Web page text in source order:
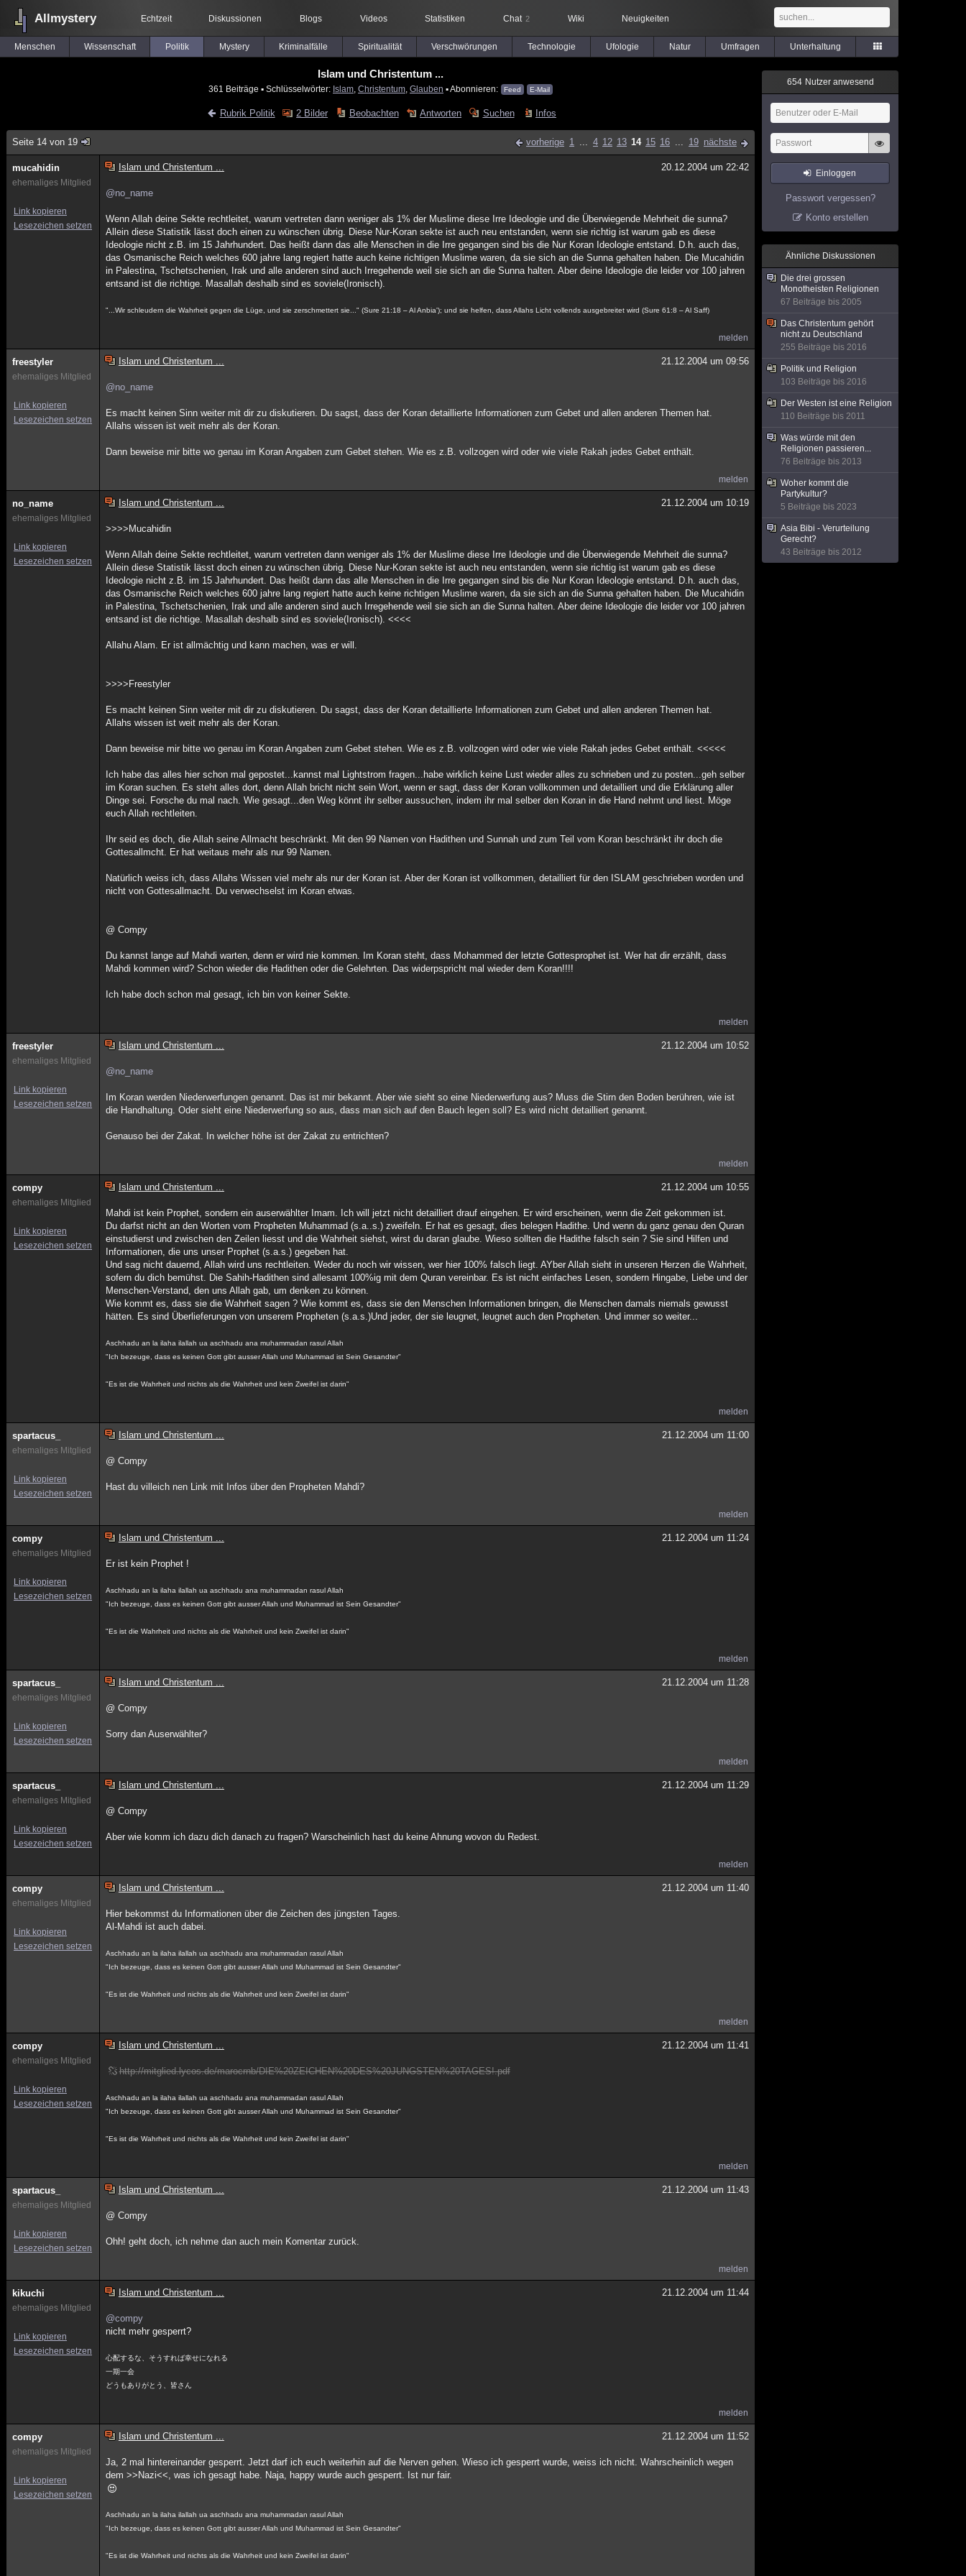
Allmystery Echtzeit Diskussionen Blogs Videos Statistiken Chat 2 Wiki Neuigkeiten
Menschen Wissenschaft Politik Mystery Kriminalfälle Spiritualität Verschwörungen Technologie Ufologie Natur Umfragen Unterhaltung
Islam und Christentum ...
361 Beiträge ▪ Schlüsselwörter: Islam Christentum Glauben ▪ Abonnieren: Feed E-Mail
Rubrik Politik 2 Bilder Beobachten Antworten Suchen Infos
Seite 14 von 19 vorherige 1 ... 4 12 13 14 15 16 ... 19 nächste
mucahidin
ehemaliges Mitglied
Link kopieren
Lesezeichen setzen
Islam und Christentum ... 20.12.2004 um 22:42
@no_name
Wenn Allah deine Sekte rechtleitet, warum vertreten dann weniger als 1% der Muslime diese Irre Ideologie und die Überwiegende Mehrheit die sunna?
Allein diese Statistik lässt doch einen zu wünschen übrig. Diese Nur-Koran sekte ist auch neu entstanden, wenn sie richtig ist warum gab es diese
Ideologie nicht z.B. im 15 Jahrhundert. Das heißt dann das alle Menschen in die Irre gegangen sind bis die Nur Koran Ideologie entstand. D.h. auch das,
das Osmanische Reich welches 600 jahre lang regiert hatte auch keine richtigen Muslime waren, da sie sich an die Sunna gehalten haben. Die Mucahidin
in Palestina, Tschetschenien, Irak und alle anderen sind auch Irregehende weil sie sich an die Sunna halten. Aber deine Ideologie die leider vor 100 jahren
entsand ist die richtige. Masallah deshalb sind es soviele(Ironisch).
"...Wir schleudern die Wahrheit gegen die Lüge, und sie zerschmettert sie..." (Sure 21:18 – Al Anbia'); und sie helfen, dass Allahs Licht vollends ausgebreitet wird (Sure 61:8 – Al Saff)
melden
freestyler
ehemaliges Mitglied
Link kopieren
Lesezeichen setzen
Islam und Christentum ... 21.12.2004 um 09:56
@no_name
Es macht keinen Sinn weiter mit dir zu diskutieren. Du sagst, dass der Koran detaillierte Informationen zum Gebet und allen anderen Themen hat.
Allahs wissen ist weit mehr als der Koran.
Dann beweise mir bitte wo genau im Koran Angaben zum Gebet stehen. Wie es z.B. vollzogen wird oder wie viele Rakah jedes Gebet enthält.
melden
no_name
ehemaliges Mitglied
Link kopieren
Lesezeichen setzen
Islam und Christentum ... 21.12.2004 um 10:19
>>>>Mucahidin
Wenn Allah deine Sekte rechtleitet, warum vertreten dann weniger als 1% der Muslime diese Irre Ideologie und die Überwiegende Mehrheit die sunna?
Allein diese Statistik lässt doch einen zu wünschen übrig. Diese Nur-Koran sekte ist auch neu entstanden, wenn sie richtig ist warum gab es diese
Ideologie nicht z.B. im 15 Jahrhundert. Das heißt dann das alle Menschen in die Irre gegangen sind bis die Nur Koran Ideologie entstand. D.h. auch das,
das Osmanische Reich welches 600 jahre lang regiert hatte auch keine richtigen Muslime waren, da sie sich an die Sunna gehalten haben. Die Mucahidin
in Palestina, Tschetschenien, Irak und alle anderen sind auch Irregehende weil sie sich an die Sunna halten. Aber deine Ideologie die leider vor 100 jahren
entsand ist die richtige. Masallah deshalb sind es soviele(Ironisch). <<<<
Allahu Alam. Er ist allmächtig und kann machen, was er will.
>>>>Freestyler
Es macht keinen Sinn weiter mit dir zu diskutieren. Du sagst, dass der Koran detaillierte Informationen zum Gebet und allen anderen Themen hat.
Allahs wissen ist weit mehr als der Koran.
Dann beweise mir bitte wo genau im Koran Angaben zum Gebet stehen. Wie es z.B. vollzogen wird oder wie viele Rakah jedes Gebet enthält. <<<<<
Ich habe das alles hier schon mal gepostet...kannst mal Lightstrom fragen...habe wirklich keine Lust wieder alles zu schrieben und zu posten...geh selber
im Koran suchen. Es steht alles dort, denn Allah bricht nicht sein Wort, wenn er sagt, dass der Koran vollkommen und detailliert und die Erklärung aller
Dinge sei. Forsche du mal nach. Wie gesagt...den Weg könnt ihr selber aussuchen, indem ihr mal selber den Koran in die Hand nehmt und liest. Möge
euch Allah rechtleiten.
Ihr seid es doch, die Allah seine Allmacht beschränkt. Mit den 99 Namen von Hadithen und Sunnah und zum Teil vom Koran beschränkt ihr doch die
Gottesallmcht. Er hat weitaus mehr als nur 99 Namen.
Natürlich weiss ich, dass Allahs Wissen viel mehr als nur der Koran ist. Aber der Koran ist vollkommen, detailliert für den ISLAM geschrieben worden und
nicht von Gottesallmacht. Du verwechselst im Koran etwas.
@ Compy
Du kannst lange auf Mahdi warten, denn er wird nie kommen. Im Koran steht, dass Mohammed der letzte Gottesprophet ist. Wer hat dir erzählt, dass
Mahdi kommen wird? Schon wieder die Hadithen oder die Gelehrten. Das widerpspricht mal wieder dem Koran!!!!
Ich habe doch schon mal gesagt, ich bin von keiner Sekte.
melden
freestyler
ehemaliges Mitglied
Link kopieren
Lesezeichen setzen
Islam und Christentum ... 21.12.2004 um 10:52
@no_name
Im Koran werden Niederwerfungen genannt. Das ist mir bekannt. Aber wie sieht so eine Niederwerfung aus? Muss die Stirn den Boden berühren, wie ist
die Handhaltung. Oder sieht eine Niederwerfung so aus, dass man sich auf den Bauch legen soll? Es wird nicht detailliert genannt.
Genauso bei der Zakat. In welcher höhe ist der Zakat zu entrichten?
melden
compy
ehemaliges Mitglied
Link kopieren
Lesezeichen setzen
Islam und Christentum ... 21.12.2004 um 10:55
Mahdi ist kein Prophet, sondern ein auserwählter Imam. Ich will jetzt nicht detailliert drauf eingehen. Er wird erscheinen, wenn die Zeit gekommen ist.
Du darfst nicht an den Worten vom Propheten Muhammad (s.a..s.) zweifeln. Er hat es gesagt, dies belegen Hadithe. Und wenn du ganz genau den Quran
einstudierst und zwischen den Zeilen liesst und die Wahrheit siehst, wirst du daran glaube. Wieso sollten die Hadithe falsch sein ? Sie sind Hilfen und
Informationen, die uns unser Prophet (s.a.s.) gegeben hat.
Und sag nicht dauernd, Allah wird uns rechtleiten. Weder du noch wir wissen, wer hier 100% falsch liegt. AYber Allah sieht in unseren Herzen die Wahrheit,
sofern du dich bemühst. Die Sahih-Hadithen sind allesamt 100%ig mit dem Quran vereinbar. Es ist nicht einfaches Lesen, sondern Hingabe, Liebe und der
Menschen-Verstand, den uns Allah gab, um denken zu können.
Wie kommt es, dass sie die Wahrheit sagen ? Wie kommt es, dass sie den Menschen Informationen bringen, die Menschen damals niemals gewusst
hätten. Es sind Überlieferungen von unserem Propheten (s.a.s.)Und jeder, der sie leugnet, leugnet auch den Propheten. Und immer so weiter...
Aschhadu an la ilaha ilallah ua aschhadu ana muhammadan rasul Allah
"Ich bezeuge, dass es keinen Gott gibt ausser Allah und Muhammad ist Sein Gesandter"
"Es ist die Wahrheit und nichts als die Wahrheit und kein Zweifel ist darin"
melden
spartacus_
ehemaliges Mitglied
Link kopieren
Lesezeichen setzen
Islam und Christentum ... 21.12.2004 um 11:00
@ Compy
Hast du villeich nen Link mit Infos über den Propheten Mahdi?
melden
compy
ehemaliges Mitglied
Link kopieren
Lesezeichen setzen
Islam und Christentum ... 21.12.2004 um 11:24
Er ist kein Prophet !
Aschhadu an la ilaha ilallah ua aschhadu ana muhammadan rasul Allah
"Ich bezeuge, dass es keinen Gott gibt ausser Allah und Muhammad ist Sein Gesandter"
"Es ist die Wahrheit und nichts als die Wahrheit und kein Zweifel ist darin"
melden
spartacus_
ehemaliges Mitglied
Link kopieren
Lesezeichen setzen
Islam und Christentum ... 21.12.2004 um 11:28
@ Compy
Sorry dan Auserwählter?
melden
spartacus_
ehemaliges Mitglied
Link kopieren
Lesezeichen setzen
Islam und Christentum ... 21.12.2004 um 11:29
@ Compy
Aber wie komm ich dazu dich danach zu fragen? Warscheinlich hast du keine Ahnung wovon du Redest.
melden
compy
ehemaliges Mitglied
Link kopieren
Lesezeichen setzen
Islam und Christentum ... 21.12.2004 um 11:40
Hier bekommst du Informationen über die Zeichen des jüngsten Tages.
Al-Mahdi ist auch dabei.
Aschhadu an la ilaha ilallah ua aschhadu ana muhammadan rasul Allah
"Ich bezeuge, dass es keinen Gott gibt ausser Allah und Muhammad ist Sein Gesandter"
"Es ist die Wahrheit und nichts als die Wahrheit und kein Zweifel ist darin"
melden
compy
ehemaliges Mitglied
Link kopieren
Lesezeichen setzen
Islam und Christentum ... 21.12.2004 um 11:41
http://mitglied.lycos.de/marocrnb/DIE%20ZEICHEN%20DES%20JUNGSTEN%20TAGES!.pdf
Aschhadu an la ilaha ilallah ua aschhadu ana muhammadan rasul Allah
"Ich bezeuge, dass es keinen Gott gibt ausser Allah und Muhammad ist Sein Gesandter"
"Es ist die Wahrheit und nichts als die Wahrheit und kein Zweifel ist darin"
melden
spartacus_
ehemaliges Mitglied
Link kopieren
Lesezeichen setzen
Islam und Christentum ... 21.12.2004 um 11:43
@ Compy
Ohh! geht doch, ich nehme dan auch mein Komentar zurück.
melden
kikuchi
ehemaliges Mitglied
Link kopieren
Lesezeichen setzen
Islam und Christentum ... 21.12.2004 um 11:44
@compy
nicht mehr gesperrt?
心配するな、そうすれば幸せになれる
一期一会
どうもありがとう、皆さん
melden
compy
ehemaliges Mitglied
Link kopieren
Lesezeichen setzen
Islam und Christentum ... 21.12.2004 um 11:52
Ja, 2 mal hintereinander gesperrt. Jetzt darf ich euch weiterhin auf die Nerven gehen. Wieso ich gesperrt wurde, weiss ich nicht. Wahrscheinlich wegen
dem >>Nazi<<, was ich gesagt habe. Naja, happy wurde auch gesperrt. Ist nur fair.
Aschhadu an la ilaha ilallah ua aschhadu ana muhammadan rasul Allah
"Ich bezeuge, dass es keinen Gott gibt ausser Allah und Muhammad ist Sein Gesandter"
"Es ist die Wahrheit und nichts als die Wahrheit und kein Zweifel ist darin"
654 Nutzer anwesend
Einloggen
Passwort vergessen?
Konto erstellen
Ähnliche Diskussionen
Die drei grossen
Monotheisten Religionen
67 Beiträge bis 2005
Das Christentum gehört
nicht zu Deutschland
255 Beiträge bis 2016
Politik und Religion
103 Beiträge bis 2016
Der Westen ist eine Religion
110 Beiträge bis 2011
Was würde mit den
Religionen passieren...
76 Beiträge bis 2013
Woher kommt die
Partykultur?
5 Beiträge bis 2023
Asia Bibi - Verurteilung
Gerecht?
43 Beiträge bis 2012